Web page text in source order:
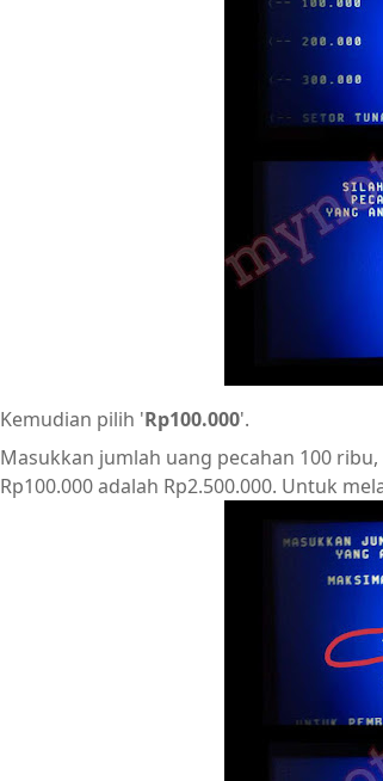
Kemudian pilih 'Rp100.000'.
Masukkan jumlah uang pecahan 100
Rp100.000 adalah Rp2.500.000. Untuk